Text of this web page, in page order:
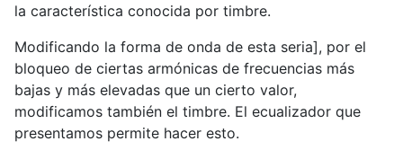
la característica conocida por timbre.
Modificando la forma de onda de esta seria], por el
bloqueo de ciertas armónicas de frecuencias más
bajas y más elevadas que un cierto valor,
modificamos también el timbre. El ecualizador que
presentamos permite hacer esto.